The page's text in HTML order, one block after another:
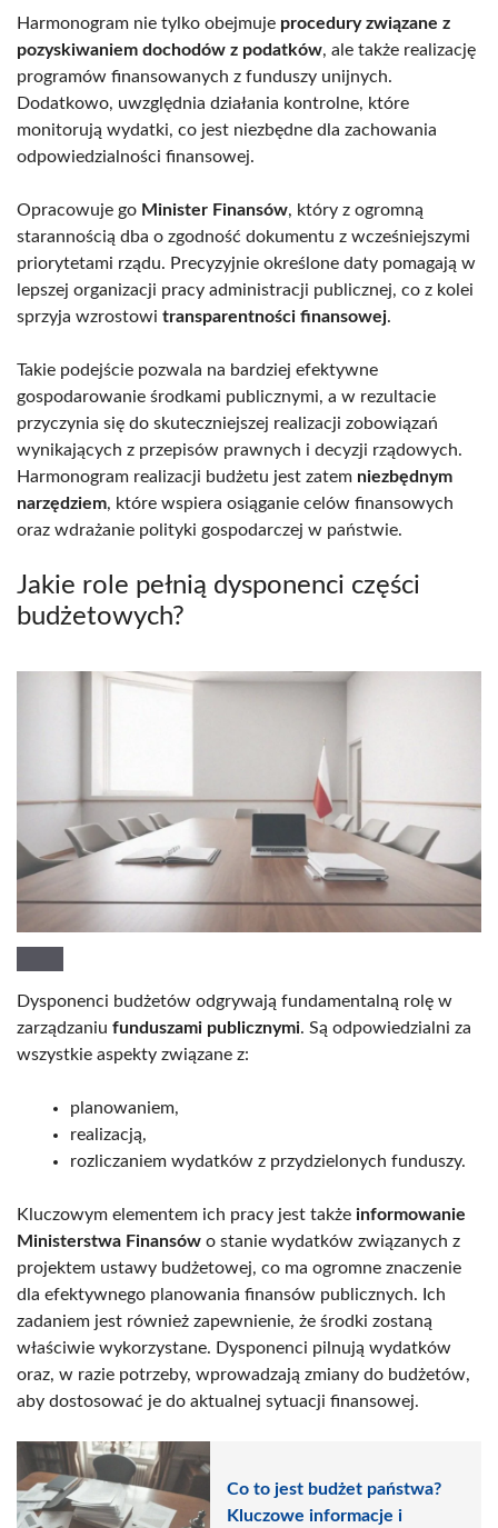
Harmonogram nie tylko obejmuje procedury związane z
pozyskiwaniem dochodów z podatków, ale także realizację
programów finansowanych z funduszy unijnych.
Dodatkowo, uwzględnia działania kontrolne, które
monitorują wydatki, co jest niezbędne dla zachowania
odpowiedzialności finansowej.
Opracowuje go Minister Finansów, który z ogromną
starannością dba o zgodność dokumentu z wcześniejszymi
priorytetami rządu. Precyzyjnie określone daty pomagają w
lepszej organizacji pracy administracji publicznej, co z kolei
sprzyja wzrostowi transparentności finansowej.
Takie podejście pozwala na bardziej efektywne
gospodarowanie środkami publicznymi, a w rezultacie
przyczynia się do skuteczniejszej realizacji zobowiązań
wynikających z przepisów prawnych i decyzji rządowych.
Harmonogram realizacji budżetu jest zatem niezbędnym
narzędziem, które wspiera osiąganie celów finansowych
oraz wdrażanie polityki gospodarczej w państwie.
Jakie role pełnią dysponenci części
budżetowych?
Dysponenci budżetów odgrywają fundamentalną rolę w
zarządzaniu funduszami publicznymi. Są odpowiedzialni za
wszystkie aspekty związane z:
planowaniem,
realizacją,
rozliczaniem wydatków z przydzielonych funduszy.
Kluczowym elementem ich pracy jest także informowanie
Ministerstwa Finansów o stanie wydatków związanych z
projektem ustawy budżetowej, co ma ogromne znaczenie
dla efektywnego planowania finansów publicznych. Ich
zadaniem jest również zapewnienie, że środki zostaną
właściwie wykorzystane. Dysponenci pilnują wydatków
oraz, w razie potrzeby, wprowadzają zmiany do budżetów,
aby dostosować je do aktualnej sytuacji finansowej.
Co to jest budżet państwa?
Kluczowe informacje i